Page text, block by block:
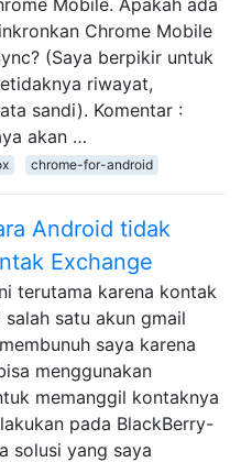
Chrome Mobile
(Saya berpikir untuk
riwayat,
sandi). Komentar :
akan …
chrome-for-android
Android tidak
Exchange
terutama karena kontak
satu akun gmail
saya karena
menggunakan
memanggil kontaknya
pada BlackBerry-
solusi yang saya